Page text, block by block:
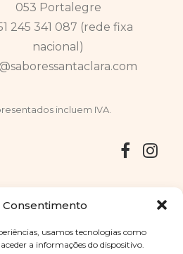
Consentimento
usamos tecnologias como
a informações do dispositivo.
053 Portalegre
245 341 087 (rede fixa
nacional)
incluem IVA.